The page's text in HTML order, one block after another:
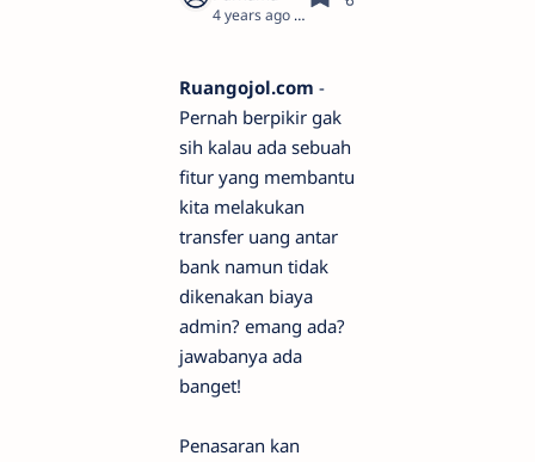
4 years ago 3
Ruangojol.com -
Pernah berpikir gak
sih kalau ada sebuah
fitur yang membantu
kita melakukan
transfer uang antar
bank namun tidak
dikenakan biaya
admin? emang ada?
jawabanya ada
banget!
Penasaran kan